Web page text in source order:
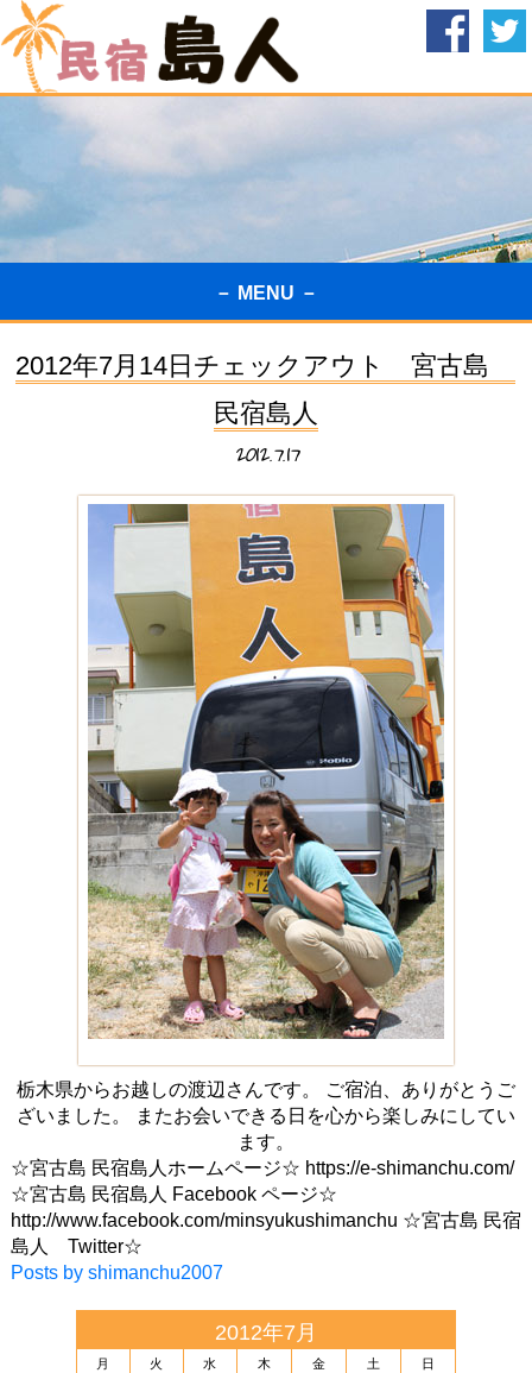
－ MENU －
2012年7月14日チェックアウト 宮古島
民宿島人
2012.7.17
栃木県からお越しの渡辺さんです。 ご宿泊、ありがとうご
ざいました。 またお会いできる日を心から楽しみにしてい
ます。
☆宮古島 民宿島人ホームページ☆ https://e-shimanchu.com/
☆宮古島 民宿島人 Facebook ページ☆
http://www.facebook.com/minsyukushimanchu ☆宮古島 民宿
島人 Twitter☆
Posts by shimanchu2007
2012年7月
月 火 水 木 金 土
日